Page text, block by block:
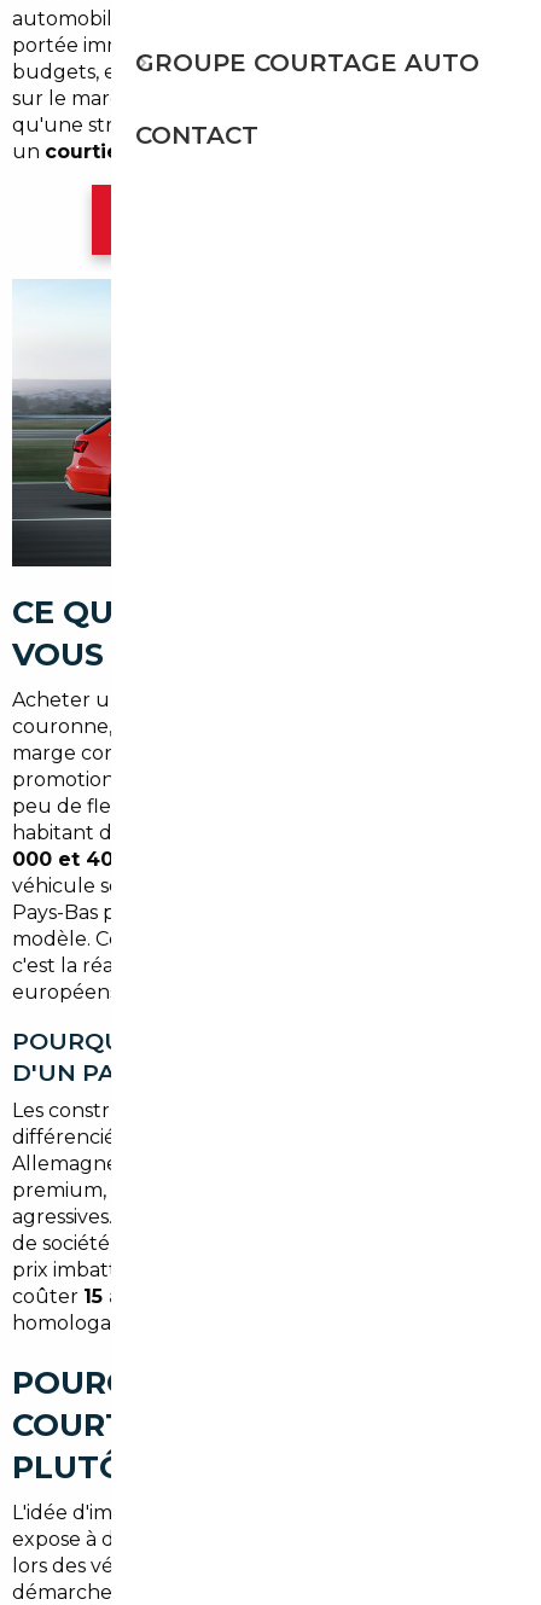
automobile local sous tension : peu de concessions à
portée immédiate, des prix parisiens qui plombent les
budgets, et des occasions trop rares ou trop chères
sur le marché franco-français. C'est précisément là
qu'une stratégie d'import automobile
un courtier automobile à Dugny
CE QUE LE MARCHÉ LOCAL NE
VOUS DIT PAS
Acheter une voiture à Paris ou dans sa première
couronne, c'est souvent payer une prime invisible :
marge concessionnaire gonflée, offres
promotionnelles limitées aux grandes métropoles, et
peu de flexibilité sur les délais de livraison. Pour un
habitant de Dugny qui cherche un véhicule entre
000 et 40 000 €
véhicule sourcé en Allemagne, en Belgique ou aux
Pays-Bas peut atteindre
modèle. Ce n'est pas une promesse commerciale —
c'est la réalité structurelle des marchés automobiles
européens.
POURQUOI LES PRIX VARIENT AUTANT
D'UN PAYS À L'AUTRE ?
Les constructeurs pratiquent une politique tarifaire
différenciée selon les marchés nationaux. En
Allemagne, pays d'origine de nombreuses marques
premium, les remises sont culturellement plus
agressives. En Belgique, la fiscalité sur les véhicules
de société génère un stock d'occasion premium à des
prix imbattables. Résultat : le même véhicule peut
coûter 15 à 20 % moins cher
homologation et frais inclus.
POURQUOI PASSER PAR UN
COURTIER AUTOMOBILE
PLUTÔT QUE FAIRE SEUL ?
L'idée d'importer soi-même séduit. En pratique, elle
expose à des risques concrets : barrière de la langue
lors des vérifications techniques, complexité des
démarches d'immatriculation (DREAL, quitus fiscal,
GROUPE COURTAGE AUTO
CONTACT